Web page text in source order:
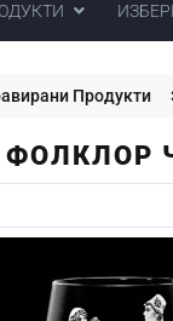
Продукти
ФОЛКЛОР